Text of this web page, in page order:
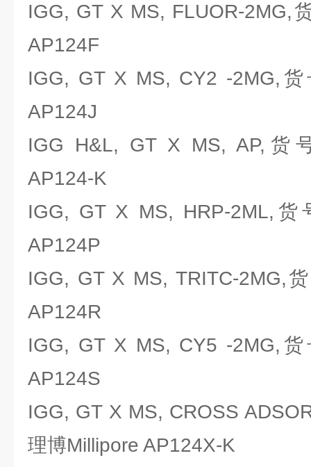
IGG, GT X MS, FLUOR-2MG,
AP124F
IGG, GT X MS, CY2 -2MG,
AP124J
IGG H&L, GT X MS, AP,货
AP124-K
IGG, GT X MS, HRP-2ML,
AP124P
IGG, GT X MS, TRITC-2MG,
AP124R
IGG, GT X MS, CY5 -2MG,
AP124S
IGG, GT X MS, CROSS
理博Millipore AP124X-K